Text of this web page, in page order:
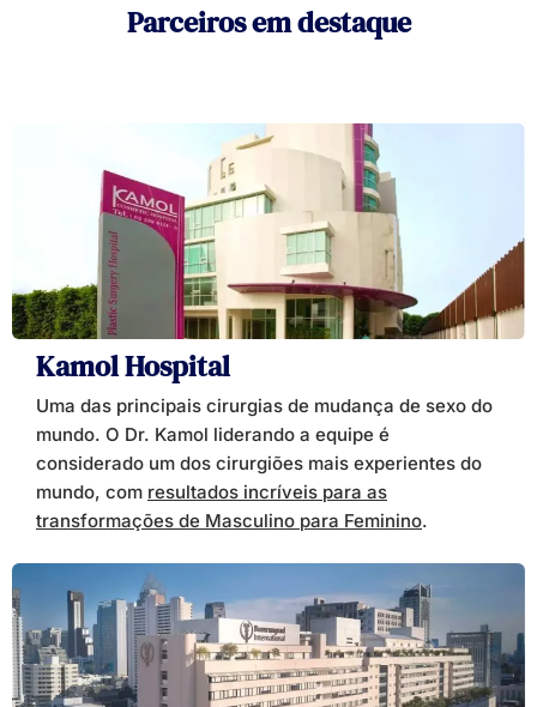
Parceiros em destaque
Kamol Hospital
Uma das principais cirurgias de mudança de sexo do
mundo. O Dr. Kamol liderando a equipe é
considerado um dos cirurgiões mais experientes do
mundo, com resultados incríveis para as
transformações de Masculino para Feminino.